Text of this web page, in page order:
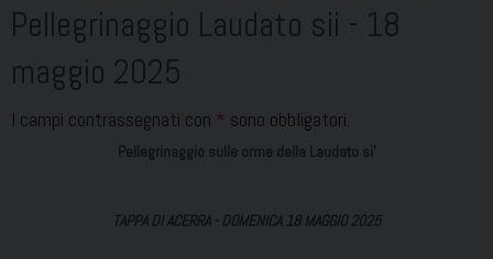
Pellegrinaggio Laudato sii - 18
maggio 2025
I campi contrassegnati con * sono obbligatori.
Pellegrinaggio sulle orme della Laudato si'
TAPPA DI ACERRA - DOMENICA 18 MAGGIO 2025